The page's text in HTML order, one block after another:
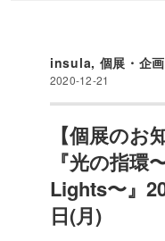
insula, 個展・企
2020-12-21
【個展の
『光の指環
Lights〜』
日(月)